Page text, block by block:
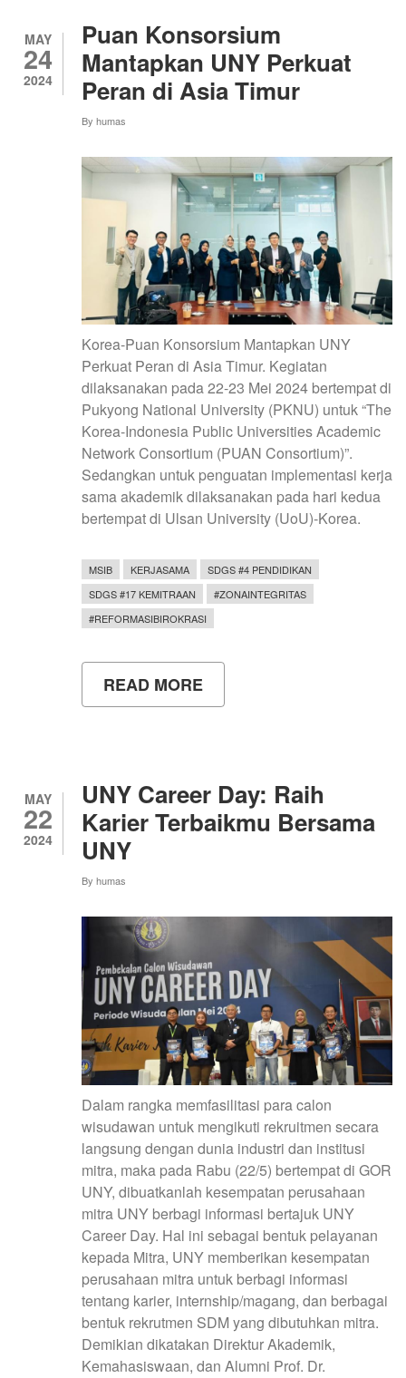
FIRMANSYAH,
DIFABEL
YANG
SUKSES
SELESAIKAN
UNY
LEWAT
MAGANG
MSIB!
MAY
24
2024
Puan Konsorsium
Mantapkan UNY Perkuat
Peran di Asia Timur
By humas
Korea-Puan Konsorsium Mantapkan UNY
Perkuat Peran di Asia Timur. Kegiatan
dilaksanakan pada 22-23 Mei 2024 bertempat di
Pukyong National University (PKNU) untuk “The
Korea-Indonesia Public Universities Academic
Network Consortium (PUAN Consortium)”.
Sedangkan untuk penguatan implementasi kerja
sama akademik dilaksanakan pada hari kedua
bertempat di Ulsan University (UoU)-Korea.
MSIB KERJASAMA
SDGS #4 PENDIDIKAN
SDGS #17 KEMITRAAN
#ZONAINTEGRITAS
#REFORMASIBIROKRASI
READ MORE
PUAN
PERAN
DI
ASIA
TIMUR
MAY
22
2024
UNY Career Day: Raih
Karier Terbaikmu Bersama
UNY
By humas
Dalam rangka memfasilitasi para calon
wisudawan untuk mengikuti rekruitmen secara
langsung dengan dunia industri dan institusi
mitra, maka pada Rabu (22/5) bertempat di GOR
UNY, dibuatkanlah kesempatan perusahaan
mitra UNY berbagi informasi bertajuk UNY
Career Day. Hal ini sebagai bentuk pelayanan
kepada Mitra, UNY memberikan kesempatan
perusahaan mitra untuk berbagi informasi
tentang karier, internship/magang, dan berbagai
bentuk rekrutmen SDM yang dibutuhkan mitra.
Demikian dikatakan Direktur Akademik,
Kemahasiswaan, dan Alumni Prof. Dr.